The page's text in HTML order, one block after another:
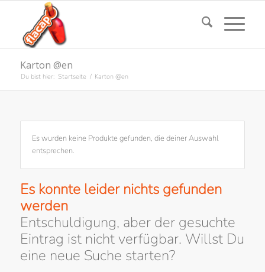
Karton @en
Du bist hier: Startseite / Karton @en
Es wurden keine Produkte gefunden, die deiner Auswahl
entsprechen.
Es konnte leider nichts gefunden
werden
Entschuldigung, aber der gesuchte
Eintrag ist nicht verfügbar. Willst Du
eine neue Suche starten?